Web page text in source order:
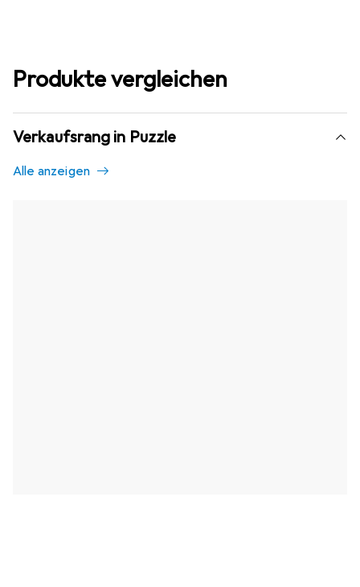
Produkte vergleichen
Verkaufsrang in Puzzle
Alle anzeigen